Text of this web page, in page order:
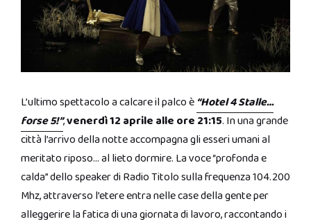
L’ultimo spettacolo a calcare il palco è “Hotel 4 Stalle…
forse 5!”,venerdì 12 aprile alle ore 21:15. In una grande
città l’arrivo della notte accompagna gli esseri umani al
meritato riposo… al lieto dormire. La voce “profonda e
calda” dello speaker di Radio Titolo sulla frequenza 104.200
Mhz, attraverso l’etere entra nelle case della gente per
alleggerire la fatica di una giornata di lavoro, raccontando i